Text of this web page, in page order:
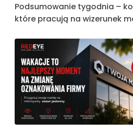
Podsumowanie tygodnia –
które pracują na wizerunek